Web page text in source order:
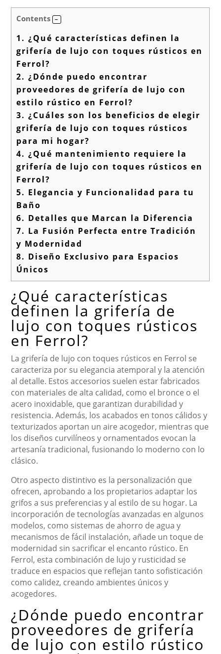
Contents
1. ¿Qué características definen la
grifería de lujo con toques rústicos en
Ferrol?
2. ¿Dónde puedo encontrar
proveedores de grifería de lujo con
estilo rústico en Ferrol?
3. ¿Cuáles son los beneficios de elegir
grifería de lujo con toques rústicos
para mi hogar?
4. ¿Qué mantenimiento requiere la
grifería de lujo con toques rústicos en
Ferrol?
5. Elegancia y Funcionalidad para tu
Baño
6. Detalles que Marcan la Diferencia
7. La Fusión Perfecta entre Tradición
y Modernidad
8. Diseño Exclusivo para Espacios
Únicos
¿Qué características
definen la grifería de
lujo con toques rústicos
en Ferrol?
La grifería de lujo con toques rústicos en Ferrol se
caracteriza por su elegancia atemporal y la atención
al detalle. Estos accesorios suelen estar fabricados
con materiales de alta calidad, como el bronce o el
acero inoxidable, que garantizan durabilidad y
resistencia. Además, los acabados en tonos cálidos y
texturizados aportan un aire acogedor, mientras que
los diseños curvilíneos y ornamentados evocan la
artesanía tradicional, fusionando lo moderno con lo
clásico.
Otro aspecto distintivo es la personalización que
ofrecen, aprobando a los propietarios adaptar los
grifos a sus preferencias y al estilo de su hogar. La
incorporación de tecnologías avanzadas en algunos
modelos, como sistemas de ahorro de agua y
mecanismos de fácil instalación, añade un toque de
modernidad sin sacrificar el encanto rústico. En
Ferrol, esta combinación de lujo y rusticidad se
traduce en espacios que reflejan tanto sofisticación
como calidez, creando ambientes únicos y
acogedores.
¿Dónde puedo encontrar
proveedores de grifería
de lujo con estilo rústico